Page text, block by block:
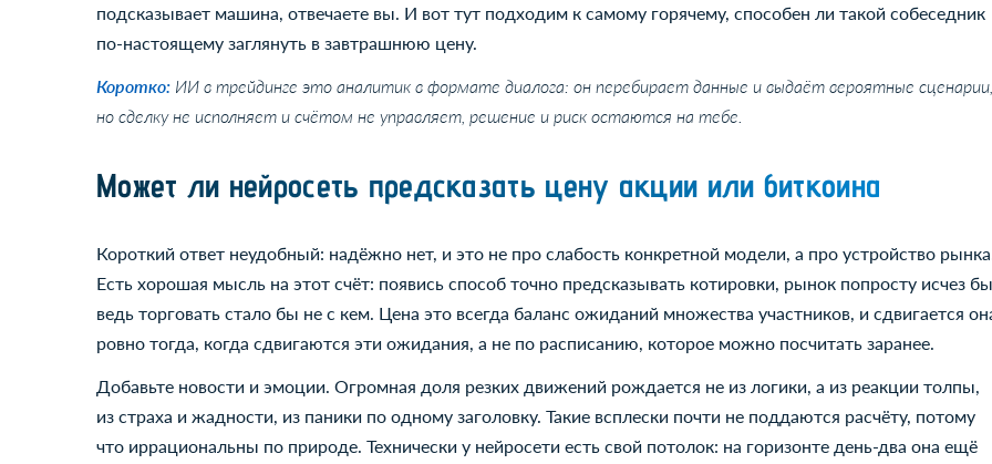
подсказывает машина, отвечаете вы. И вот тут подходим к самому горячему, способен ли такой собеседник
по-настоящему заглянуть в завтрашнюю цену.
Коротко: ИИ в трейдинге это аналитик в формате диалога: он перебирает данные и выдаёт вероятные сценарии,
но сделку не исполняет и счётом не управляет, решение и риск остаются на тебе.
Может ли нейросеть предсказать цену акции или биткоина
Короткий ответ неудобный: надёжно нет, и это не про слабость конкретной модели, а про устройство
Есть хорошая мысль на этот счёт: появись способ точно предсказывать котировки, рынок попросту исчез
ведь торговать стало бы не с кем. Цена это всегда баланс ожиданий множества участников, и сдвигается
ровно тогда, когда сдвигаются эти ожидания, а не по расписанию, которое можно посчитать заранее.
Добавьте новости и эмоции. Огромная доля резких движений рождается не из логики, а из реакции толпы,
из страха и жадности, из паники по одному заголовку. Такие всплески почти не поддаются расчёту, потому
что иррациональны по природе. Технически у нейросети есть свой потолок: на горизонте день-два она ещё